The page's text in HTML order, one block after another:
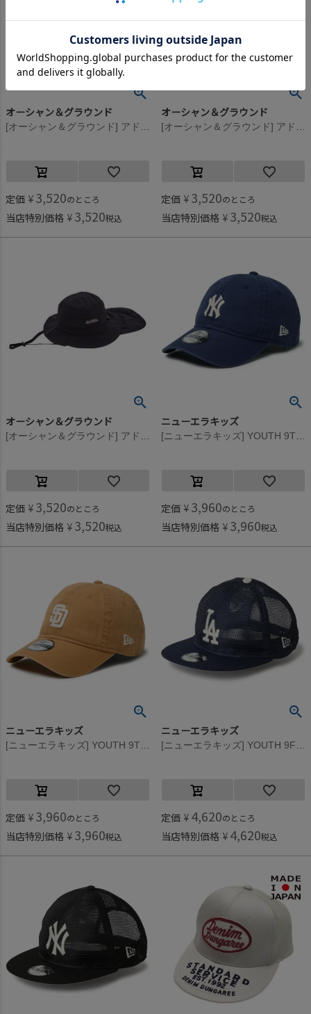
オーシャン＆グラウンド
定価 ¥ 3,520のところ
当店特別価格 ¥ 3,520税込
オーシャン＆グラウンド
定価 ¥ 3,520のところ
当店特別価格 ¥ 3,520税込
オーシャン＆グラウンド
定価 ¥ 3,520のところ
当店特別価格 ¥ 3,520税込
ニューエラキッズ
定価 ¥ 3,960のところ
当店特別価格 ¥ 3,960税込
ニューエラキッズ
定価 ¥ 3,960のところ
当店特別価格 ¥ 3,960税込
ニューエラキッズ
定価 ¥ 4,620のところ
当店特別価格 ¥ 4,620税込